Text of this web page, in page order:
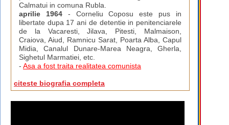
Calmatui in comuna Rubla.
aprilie 1964- Corneliu Coposu este pus in
libertate dupa 17 ani de detentie in penitenciarele
de la Vacaresti, Jilava, Pitesti, Malmaison,
Craiova, Aiud, Ramnicu Sarat, Poarta Alba, Capul
Midia, Canalul Dunare-Marea Neagra, Gherla,
Sighetul Marmatiei, etc.
- Asa a fost traita realitatea comunista
citeste biografia completa